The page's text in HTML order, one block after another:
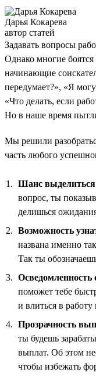
Дарья Кокарева
автор статей
Задавать вопросы
Однако многие боятся
начинающие
передумает?», «Я
«Что делать, если
Но в наше время
Мы решили
часть любого
Шанс выделиться
вопрос, ты
делишься
Возможность
названа именно
Так ты
Осведомленность
поможет тебе
и влиться в работу
Прозрачность
ты будешь
выплат. Об этом
чтобы избежать